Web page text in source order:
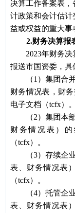
决算工作备案表
计政策和会计估
益或权益的重大事
2.财务决算报
2023年财务决
报送市国资委，具
（1）集团合
财务情况表，财
电子文档（tcfx）。
（2）集团本
财务情况表）
（tcfx）。
（3）存续企
表、财务情况表
（tcfx）。
（4）托管企
表、财务情况表